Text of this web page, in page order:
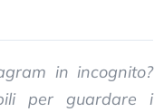
in incognito?
per guardare i